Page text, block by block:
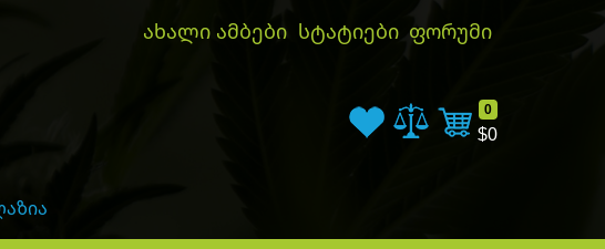
ახალი ამბები სტატიები ფორუმი
Cart
0
$0